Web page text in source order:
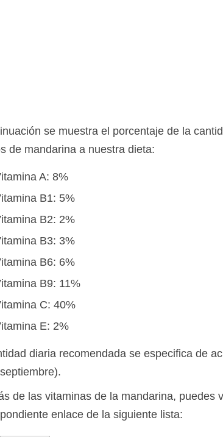
se muestra el porcentaje de la
de mandarina a nuestra dieta:
A: 8%
B1: 5%
B2: 2%
B3: 3%
B6: 6%
B9: 11%
C: 40%
E: 2%
diaria recomendada se especifica de
de las vitaminas de la mandarina, puedes
enlace de la siguiente lista: